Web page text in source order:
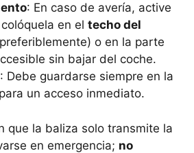
: En caso de avería, active
en el techo del
o en la parte
sin bajar del coche.
: Debe guardarse siempre en la
para un acceso inmediato.
que la baliza solo transmite la
en emergencia; no